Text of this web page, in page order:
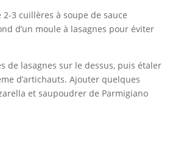
2-3 cuillères à soupe de sauce
d’un moule à lasagnes pour éviter
de lasagnes sur le dessus, puis étaler
d’artichauts. Ajouter quelques
et saupoudrer de Parmigiano